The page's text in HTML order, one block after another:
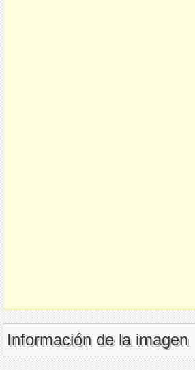
Información de la imagen